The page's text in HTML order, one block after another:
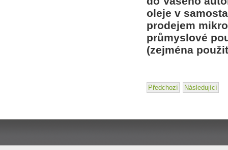
oleje v
prodejem
průmyslové
(zejména
Předchozí Následující